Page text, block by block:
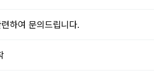
하여 문의드립니다.